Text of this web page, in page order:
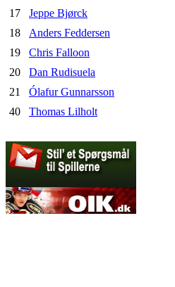
17
Jeppe Bjørck
18
Anders Feddersen
19
Chris Falloon
20
Dan Rudisuela
21
Ólafur Gunnarsson
40
Thomas Lilholt